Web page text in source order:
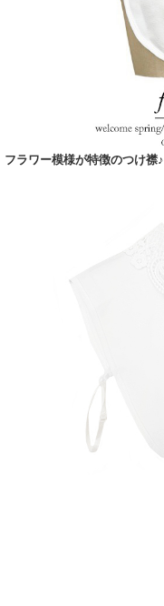
フラワー模様が特徴のつけ襟♪